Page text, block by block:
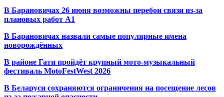
В Барановичах 26 июня возможны перебои связи из-за
плановых работ A1
В Барановичах назвали самые популярные имена
новорождённых
В районе Гати пройдёт крупный мото-музыкальный
фестиваль MotoFestWest 2026
В Беларуси сохраняются ограничения на посещение лесов